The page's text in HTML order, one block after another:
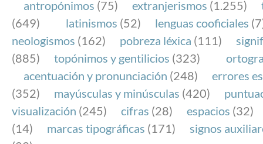
antropónimos (75) extranjerismos (1.255)
(649)
latinismos (52) lenguas cooficiales
neologismos (162) pobreza léxica (111)
(885)
topónimos y gentilicios (323)
acentuación y pronunciación (248)
errores
(352)
mayúsculas y minúsculas (420)
visualización (245) cifras (28) espacios (32)
(14)
marcas tipográficas (171)
signos